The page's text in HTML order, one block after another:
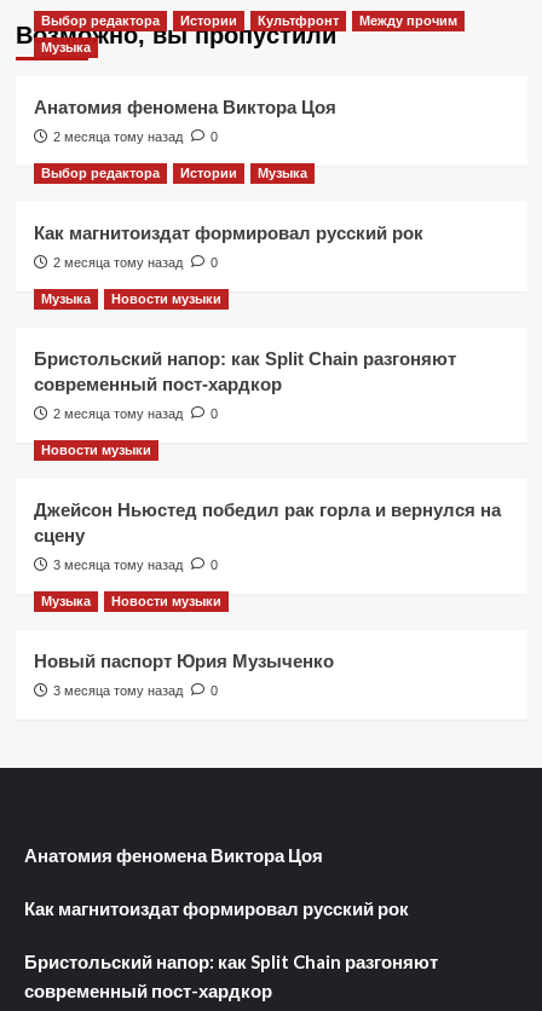
Возможно, вы пропустили
Выбор редактора Истории Культфронт
Между прочим
Музыка
Анатомия феномена Виктора Цоя
2 месяца тому назад 0
Выбор редактора Истории Музыка
Как магнитоиздат формировал русский рок
2 месяца тому назад 0
Музыка Новости музыки
Бристольский напор: как Split Chain разгоняют
современный пост-хардкор
2 месяца тому назад 0
Новости музыки
Джейсон Ньюстед победил рак горла и вернулся на
сцену
3 месяца тому назад 0
Музыка Новости музыки
Новый паспорт Юрия Музыченко
3 месяца тому назад 0
Анатомия феномена Виктора Цоя
Как магнитоиздат формировал русский рок
Бристольский напор: как Split Chain разгоняют
современный пост-хардкор